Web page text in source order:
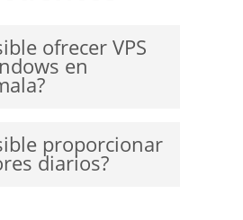
ofrecer VPS
en
desde el centro de
Guatemala.
proporcionar
diarios?